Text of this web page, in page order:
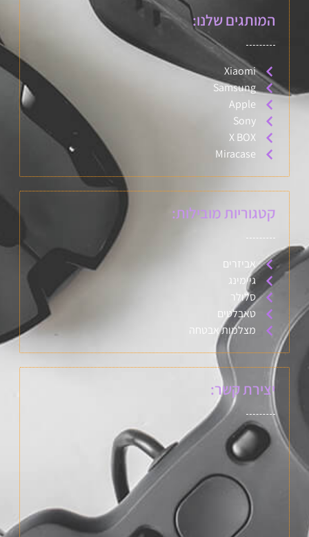
המותגים שלנו:
Xiaomi
Samsung
Apple
Sony
X BOX
Miracase
קטגוריות מובילות:
אביזרים
גיימינג
סלולר
טאבלטים
מצלמות אבטחה
יצירת קשר: